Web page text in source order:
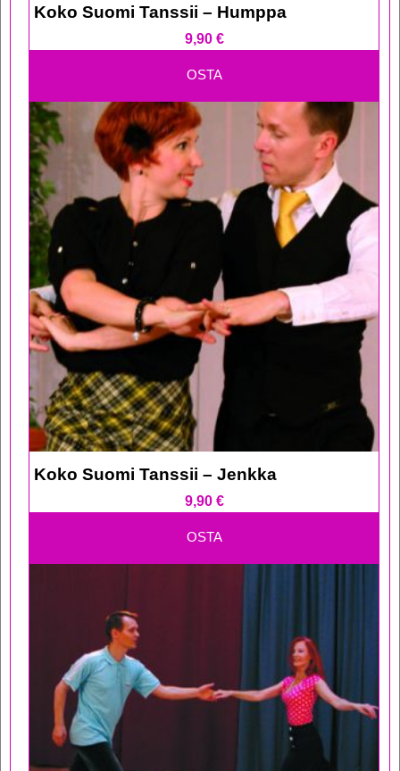
Koko Suomi Tanssii – Humppa
9,90 €
OSTA
Koko Suomi Tanssii – Jenkka
9,90 €
OSTA